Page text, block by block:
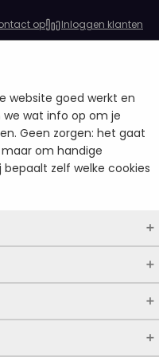
op Inloggen klanten
Wat houdt het in?
Wat
wordt gemaakt en
website goed werkt en
we wat info op om je
Geen zorgen: het gaat
om handige
zelf welke cookies
dat de website
altijd actief en kunnen
worden ze alleen
inloggen, een
opslaan.
vaak onze site
vandaan komen en
Zo kunnen we de
voorkeuren.